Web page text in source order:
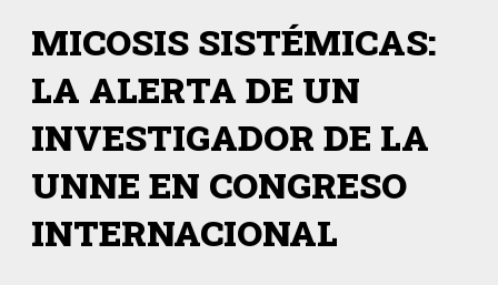
MICOSIS SISTÉMICAS:
LA ALERTA DE UN
INVESTIGADOR DE LA
UNNE EN CONGRESO
INTERNACIONAL